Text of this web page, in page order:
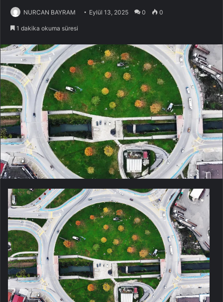
NURCAN BAYRAM Eylül 13, 2025 0 0
1 dakika okuma süresi